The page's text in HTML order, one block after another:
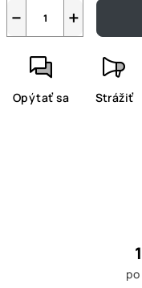
+
−
Opýtať sa Strážiť